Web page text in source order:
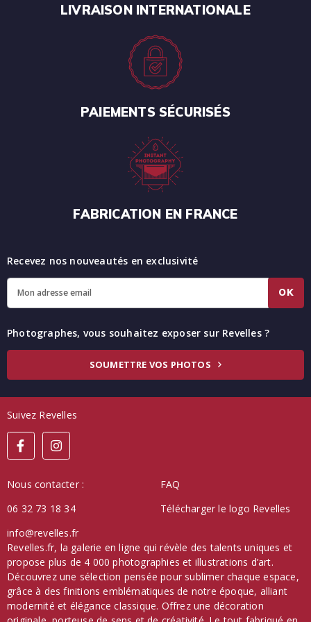
LIVRAISON INTERNATIONALE
PAIEMENTS SÉCURISÉS
FABRICATION EN FRANCE
Recevez nos nouveautés en exclusivité
OK
Photographes, vous souhaitez exposer sur Revelles ?
SOUMETTRE VOS PHOTOS
Suivez Revelles
Nous contacter :
06 32 73 18 34
info@revelles.fr
FAQ
Télécharger le logo Revelles
Revelles.fr, la galerie en ligne qui révèle des talents uniques et
propose plus de 4 000 photographies et illustrations d’art.
Découvrez une sélection pensée pour sublimer chaque espace,
grâce à des finitions emblématiques de notre époque, alliant
modernité et élégance classique. Offrez une décoration